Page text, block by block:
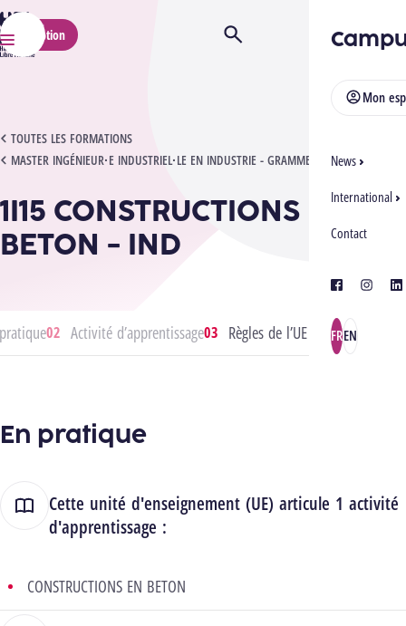
HELMo
Menu
Mon
News
International
Contact
facebook
FREN
Inscription Ouvrir/Fermer la recherche
TOUTES LES FORMATIONS
MASTER INGÉNIEUR·E INDUSTRIEL·LE EN INDUSTRIE - GRAMME
1I15 CONSTRUCTIONS EN BETON - IND
1I15 CONSTRUCTIONS EN
BETON - IND
Activité d’apprentissage Règles de l’UE
En pratique
Cette unité d'enseignement (UE) articule 1 activité
d'apprentissage :
CONSTRUCTIONS EN BETON